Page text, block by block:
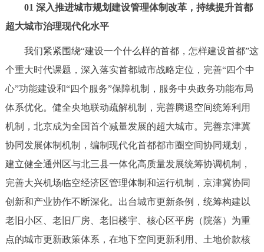
走进北京
北京概况 十六区概览 人文北京
绿色北京 图说北京 视频北京
多语种
ENGLISH 한국어 日本語
DEUTSCH FRANÇAIS РУССКИЙ ЯЗЫК
ESPAÑOL العربية PORTUGUÊS
01 深入推进城市规划建设管理体制改革，持续提升首都
超大城市治理现代化水平
我们紧紧围绕“建设一个什么样的首都，怎样建设首都”这
个重大时代课题，深入落实首都城市战略定位，完善“四个中
心”功能建设和“四个服务”保障机制，服务中央政务功能布局
体系优化。健全央地联动疏解机制，完善腾退空间统筹利用
机制，北京成为全国首个减量发展的超大城市。完善京津冀
协同发展体制机制，编制现代化首都都市圈空间协同规划，
建立健全通州区与北三县一体化高质量发展统筹协调机制，
完善大兴机场临空经济区管理体制和运行机制，京津冀协同
创新和产业协作不断深化。出台城市更新条例，统筹构建以
老旧小区、老旧厂房、老旧楼宇、核心区平房（院落）为重
点的城市更新政策体系，在地下空间更新利用、土地价款核